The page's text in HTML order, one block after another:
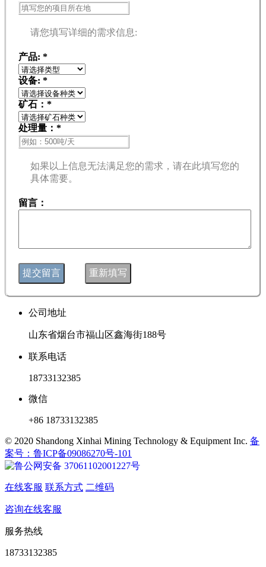
请您填写详细的需求信息:
产品: *
设备: *
矿石： *
处理量： *
如果以上信息无法满足您的需求，请在此填写您的
具体需要。
留言：
公司地址
山东省烟台市福山区鑫海街188号
联系电话
18733132385
微信
+86 18733132385
© 2020 Shandong Xinhai Mining Technology & Equipment Inc. 备
案号：鲁ICP备09086270号-101
鲁公网安备 37061102001227号
在线客服 联系方式 二维码
咨询在线客服
服务热线
18733132385